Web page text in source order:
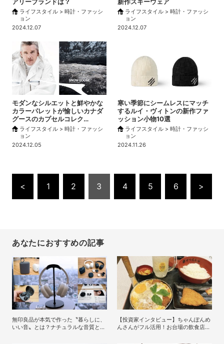
アリーブランドは？
ライフスタイル > 時計・ファッシ
ョン
2024.12.07
新作スキーウェア
ライフスタイル > 時計・ファッシ
ョン
2024.12.07
モダンなシルエットと鮮やかな
カラーパレットが愉しいカナダ
グースのカプセルコレク…
ライフスタイル > 時計・ファッシ
ョン
2024.12.05
寒い季節にシームレスにマッチ
するルイ・ヴィトンの新作ファ
ッション小物10選
ライフスタイル > 時計・ファッシ
ョン
2024.11.26
< 1 2 3 4 5 6 >
あなたにおすすめの記事
無印良品が本気で作った〝暮らしに、
いい音〟とは？ナチュラルな音質と手
【投資家インタビュー】ちゃんぽんめ
んさんがフル活用！お台場の飲食店で